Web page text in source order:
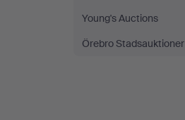
Young's Auctions
Örebro Stadsauktioner